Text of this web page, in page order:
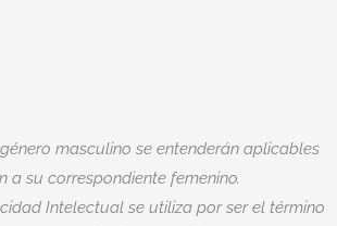
masculino se entenderán aplicables
a su correspondiente femenino.
Intelectual se utiliza por ser el término